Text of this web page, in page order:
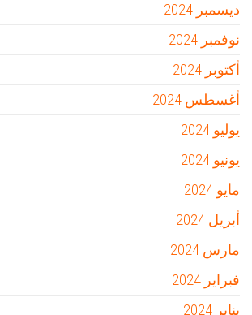
ديسمبر 2024
نوفمبر 2024
أكتوبر 2024
أغسطس 2024
يوليو 2024
يونيو 2024
مايو 2024
أبريل 2024
مارس 2024
فبراير 2024
يناير 2024